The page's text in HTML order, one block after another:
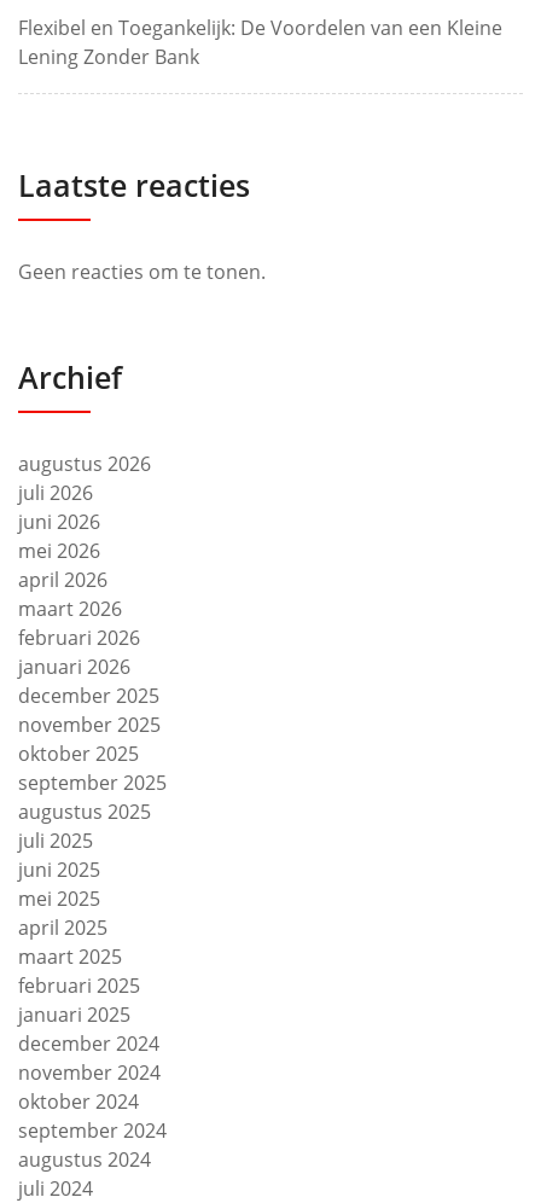
Flexibel en Toegankelijk: De Voordelen van een Kleine
Lening Zonder Bank
Laatste reacties
Geen reacties om te tonen.
Archief
augustus 2026
juli 2026
juni 2026
mei 2026
april 2026
maart 2026
februari 2026
januari 2026
december 2025
november 2025
oktober 2025
september 2025
augustus 2025
juli 2025
juni 2025
mei 2025
april 2025
maart 2025
februari 2025
januari 2025
december 2024
november 2024
oktober 2024
september 2024
augustus 2024
juli 2024